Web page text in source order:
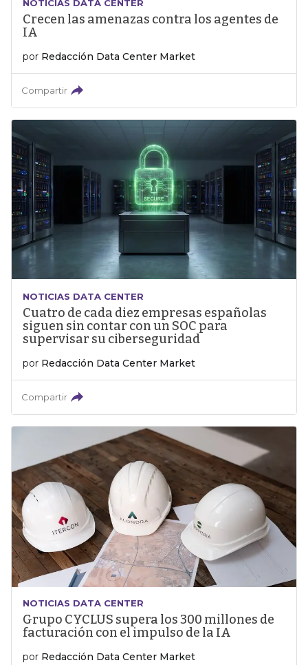
NOTICIAS DATA CENTER
Crecen las amenazas contra los agentes de
IA
por Redacción Data Center Market
Compartir
NOTICIAS DATA CENTER
Cuatro de cada diez empresas españolas
siguen sin contar con un SOC para
supervisar su ciberseguridad
por Redacción Data Center Market
Compartir
NOTICIAS DATA CENTER
Grupo CYCLUS supera los 300 millones de
facturación con el impulso de la IA
por Redacción Data Center Market